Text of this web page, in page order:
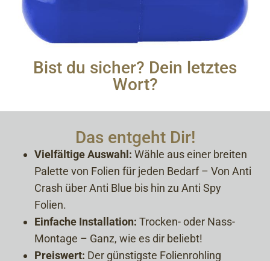
Bist du sicher? Dein letztes
Wort?
Das entgeht Dir!
Vielfältige Auswahl: Wähle aus einer breiten
Palette von Folien für jeden Bedarf – Von Anti
Crash über Anti Blue bis hin zu Anti Spy
Folien.
Einfache Installation: Trocken- oder Nass-
Montage – Ganz, wie es dir beliebt!
Preiswert: Der günstigste Folienrohling